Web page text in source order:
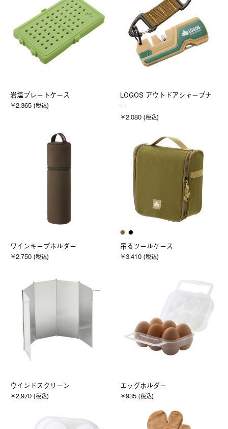
岩塩プレートケース
￥2,365 (税込)
LOGOS アウトドアシャープナ
ー
￥2,080 (税込)
ワインキープホルダー
￥2,750 (税込)
吊るツールケース
￥3,410 (税込)
ウインドスクリーン
￥2,970 (税込)
エッグホルダー
￥935 (税込)